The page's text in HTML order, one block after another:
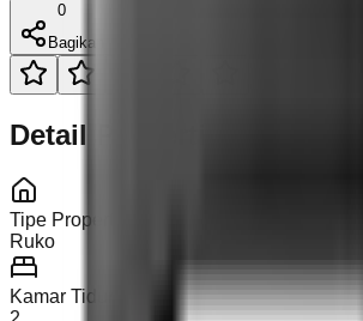
0
Bagikan
Detail Properti
Tipe Properti
Ruko
Kamar Tidur